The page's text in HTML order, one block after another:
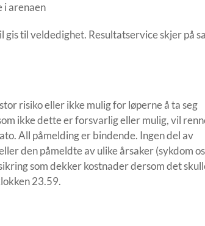
i arenaen
til veldedighet. Resultatservice skjer på
risiko eller ikke mulig for løperne å ta seg
ikke dette er forsvarlig eller mulig, vil
All påmelding er bindende. Ingen del av
den påmeldte av ulike årsaker (sykdom
som dekker kostnader dersom det
23.59.